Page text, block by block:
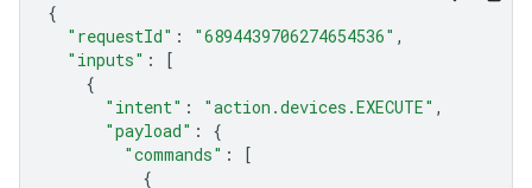
{
"requestId" : "6894439706274654536" ,
"inputs" :
[
{
"intent" : "action.devices.EXECUTE" ,
"payload" :
{
"commands" :
[
{